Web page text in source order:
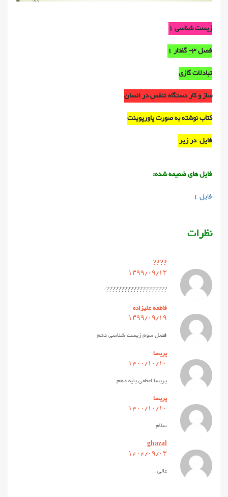
زیست شناسی 1
فصل 3- گفتار 1
تبادلات گازی
ساز و کار دستگاه تنفس در انسان
کتاب نوشته به صورت پاورپوینت
فایل در زیر
فایل های ضمیمه شده:
فایل 1
نظرات
????
۱۳۹۹/۰۹/۱۳
????????????????????
فاطمه علیزاده
۱۳۹۹/۰۹/۱۹
فصل سوم زیست شناسی دهم
پریسا
۱۴۰۰/۱۰/۱۰
پریسا اعظمی پایه دهم
پریسا
۱۴۰۰/۱۰/۱۰
سلام
ghazal
۱۴۰۴/۰۹/۰۳
عالی